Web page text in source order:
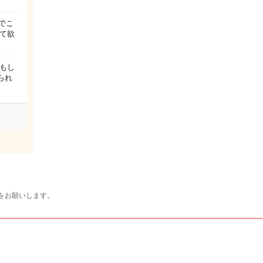
こ
欲
し
れ
願いします。